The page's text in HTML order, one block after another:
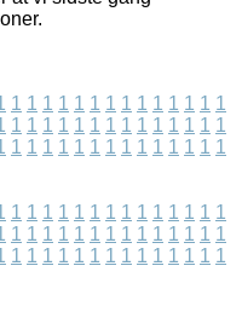
1 1 1 1 1 1 1 1 1 1 1 1 1 1
1 1 1 1 1 1 1 1 1 1 1 1 1 1
1 1 1 1 1 1 1 1 1 1 1 1 1 1
1 1 1 1 1 1 1 1 1 1 1 1 1 1
1 1 1 1 1 1 1 1 1 1 1 1 1 1
1 1 1 1 1 1 1 1 1 1 1 1 1 1